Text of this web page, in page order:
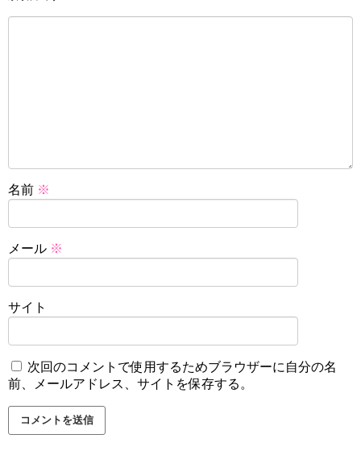
名前 ※
メール ※
サイト
次回のコメントで使用するためブラウザーに自分の名
前、メールアドレス、サイトを保存する。